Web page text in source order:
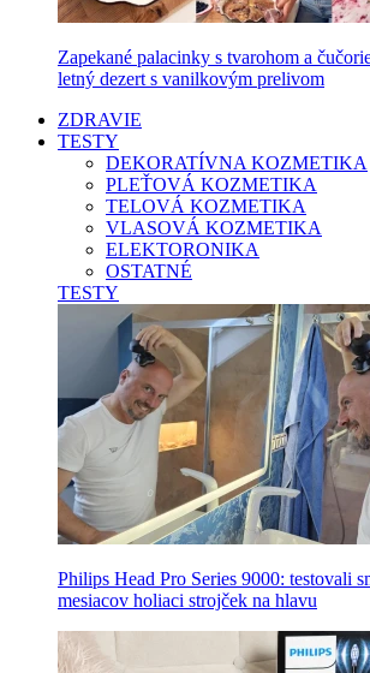
Zapekané palacinky s tvarohom a
letný dezert s vanilkovým prelivom
ZDRAVIE
TESTY
DEKORATÍVNA KOZMETIKA
PLEŤOVÁ KOZMETIKA
TELOVÁ KOZMETIKA
VLASOVÁ KOZMETIKA
ELEKTORONIKA
OSTATNÉ
TESTY
Philips Head Pro Series 9000: testovali
mesiacov holiaci strojček na hlavu